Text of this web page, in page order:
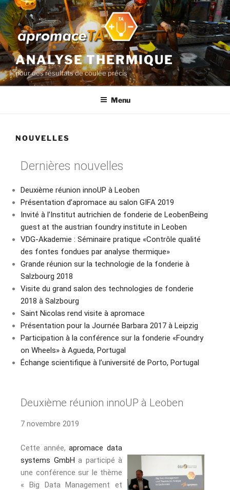
ANALYSE THERMIQUE
pour des résultats de coulée précis
Menu
NOUVELLES
Dernières nouvelles
Deuxième réunion innoUP à Leoben
Présentation d’apromace au salon GIFA 2019
Invité à l’Institut autrichien de fonderie de LeobenBeing
guest at the austrian foundry institute in Leoben
VDG-Akademie : Séminaire pratique «Contrôle qualité
des fontes fondues par analyse thermique»
Grande réunion sur la technologie de la fonderie à
Salzbourg 2018
Visite du grand salon des technologies de fonderie
2018 à Salzbourg
Saint Nicolas rend visite à apromace
Présentation pour la Journée Barbara 2017 à Leipzig
Participation à la conférence sur la fonderie «Foundry
on Wheels» à Agueda, Portugal
Échange scientifique à l’université de Porto, Portugal
Deuxième réunion innoUP à Leoben
7 novembre 2019
Cette année,apromace data
systems GmbH a participé à
une conférence sur le thème
« Big Data Management et